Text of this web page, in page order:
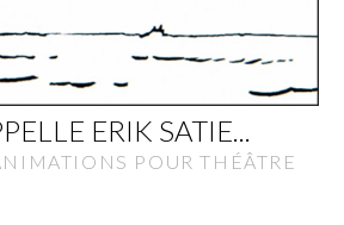
ERIK SATIE...
POUR THÉÂTRE